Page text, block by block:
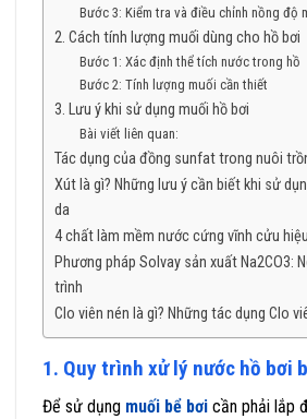
Bước 3: Kiểm tra và điều chỉnh nồng độ
2. Cách tính lượng muối dùng cho hồ bơi
Bước 1: Xác định thể tích nước trong hồ
Bước 2: Tính lượng muối cần thiết
3. Lưu ý khi sử dụng muối hồ bơi
Bài viết liên quan:
Tác dụng của đồng sunfat trong nuôi
Xút là gì? Những lưu ý cần biết khi sử
da
4 chất làm mềm nước cứng vĩnh cửu
Phương pháp Solvay sản xuất Na2CO3:
trình
Clo viên nén là gì? Những tác dụng Clo
1. Quy trình xử lý nước hồ bơi
Để sử dụng muối bể bơi cần phải lắp